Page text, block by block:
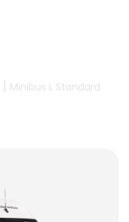
| Minibus L Standard